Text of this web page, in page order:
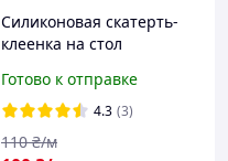
Силиконовая скатерть-
клеенка на стол
Готово к отправке
4.3 (3)
110 ₴/м